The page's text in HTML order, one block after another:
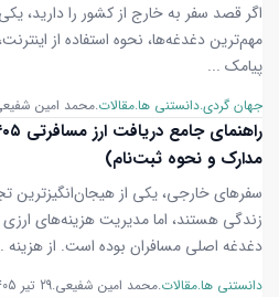
اگر قصد سفر به خارج از کشور را دارید،
مهم‌ترین دغدغه‌ها، نحوه استفاده از
پیامک ...
جهان گردیدانستنی هامقالات محمد امین
مدارک و نحوه ثبت‌نام)
سفرهای خارجی، یکی از هیجان‌انگیزترین
زندگی هستند، اما مدیریت هزینه‌های
دغدغه اصلی مسافران بوده است. از هزینه
دانستنی هامقالات محمد امین شفیعی 29 تیر 1405